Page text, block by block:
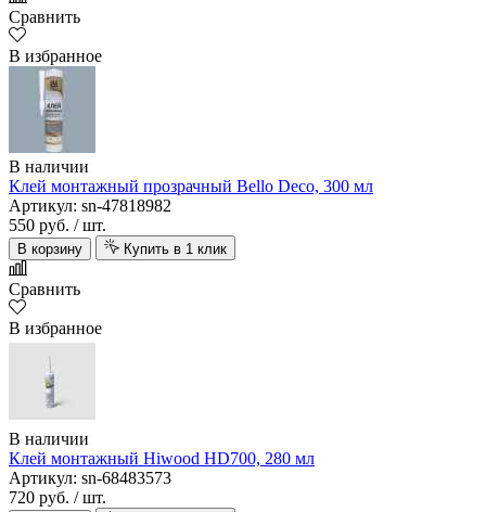
Сравнить
В избранное
В наличии
Клей монтажный прозрачный Bello Deco, 300 мл
Артикул: sn-47818982
550 руб. / шт.
В корзину Купить в 1 клик
Сравнить
В избранное
В наличии
Клей монтажный Hiwood HD700, 280 мл
Артикул: sn-68483573
720 руб. / шт.